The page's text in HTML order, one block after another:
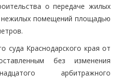
о передаче жилых
помещений площадью
суда Краснодарского края от
без изменения
арбитражного